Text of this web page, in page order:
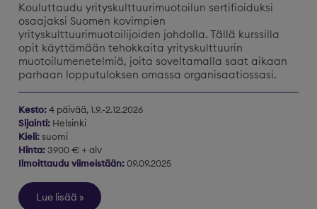
Kouluttaudu yrityskulttuurimuotoilun sertifioiduksi
osaajaksi Suomen kovimpien
yrityskulttuurimuotoilijoiden johdolla. Tällä kurssilla
opit käyttämään tehokkaita yrityskulttuurin
muotoilumenetelmiä, joita soveltamalla saat aikaan
parhaan lopputuloksen omassa organisaatiossasi.
Kesto:4 päivää, 1.9.-2.12.2026
Sijainti: Helsinki
Kieli:suomi
Hinta:3900 € + alv
Ilmoittaudu viimeistään: 09.09.2025
Lue lisää